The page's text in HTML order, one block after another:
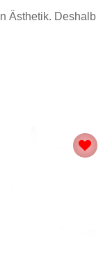
Ästhetik. Deshalb